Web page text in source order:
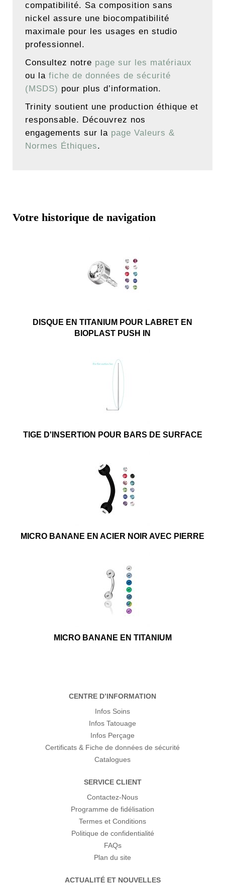
compatibilité. Sa composition sans
nickel assure une biocompatibilité
maximale pour les usages en studio
professionnel.
Consultez notre page sur les matériaux
ou la fiche de données de sécurité
(MSDS) pour plus d’information.
Trinity soutient une production éthique et
responsable. Découvrez nos
engagements sur la page Valeurs &
Normes Éthiques.
Votre historique de navigation
DISQUE EN TITANIUM POUR LABRET EN
BIOPLAST PUSH IN
TIGE D'INSERTION POUR BARS DE SURFACE
MICRO BANANE EN ACIER NOIR AVEC PIERRE
MICRO BANANE EN TITANIUM
CENTRE D’INFORMATION
Infos Soins
Infos Tatouage
Infos Perçage
Certificats & Fiche de données de sécurité
Catalogues
SERVICE CLIENT
Contactez-Nous
Programme de fidélisation
Termes et Conditions
Politique de confidentialité
FAQs
Plan du site
ACTUALITÉ ET NOUVELLES